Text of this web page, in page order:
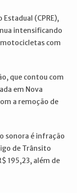
(CPRE),
intensificando
motocicletas com
que contou com
em Nova
a remoção de
sonora é infração
de Trânsito
195,23, além de